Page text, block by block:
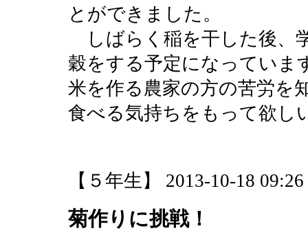
とができました。
しばらく稲を干した後、
穀をする予定になっていま
米を作る農家の方の苦労を
食べる気持ちをもって欲し
【５年生】 2013-10-18
菊作りに挑戦！